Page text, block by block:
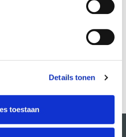
Details tonen
toestaan